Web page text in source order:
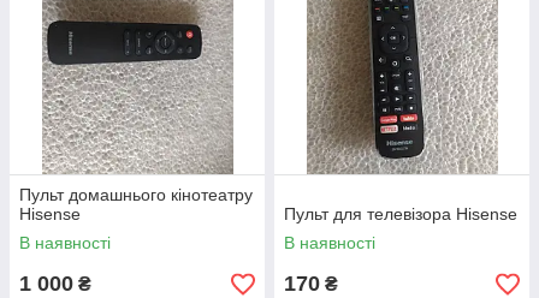
Пульт домашнього кінотеатру
Hisense
В наявності
1 000 ₴
Пульт для телевізора Hisense
В наявності
170 ₴